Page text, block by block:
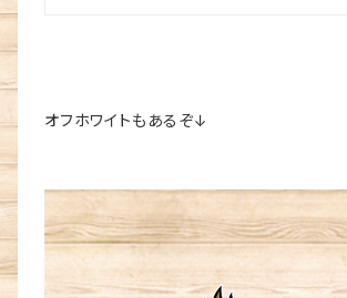
オフホワイトもあるぞ↓